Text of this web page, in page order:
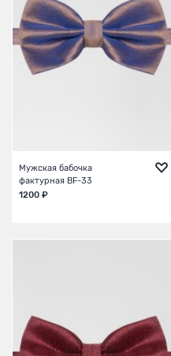
Мужская бабочка
фактурная BF-33
1200 ₽